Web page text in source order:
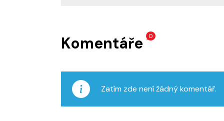
Komentáře 0
Zatím zde není žádný komentář.